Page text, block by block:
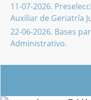
11-07-2026.
Auxiliar de Geriatría
22-06-2026. Bases
Administrativo.